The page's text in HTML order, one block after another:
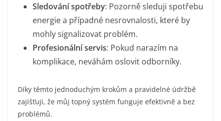
Sledování spotřeby: Pozorně sleduji spotřebu
energie a případné nesrovnalosti, které by
mohly signalizovat problém.
Profesionální servis: Pokud narazím na
komplikace, neváhám oslovit odborníky.
Díky těmto jednoduchým krokům a pravidelné údržbě
zajišťuji, že můj topný systém funguje efektivně a bez
problémů.